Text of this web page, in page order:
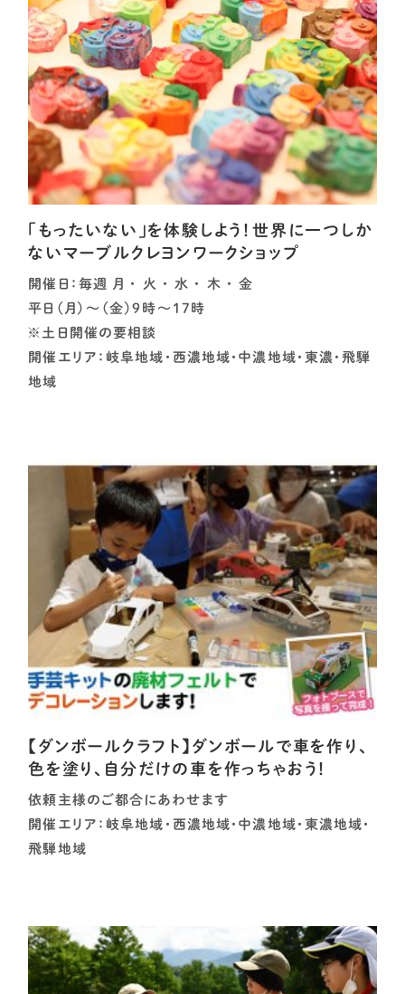
「もったいない」を体験しよう！世界に一つしか
ないマーブルクレヨンワークショップ
開催日：毎週 月 ・ 火 ・ 水 ・ 木 ・ 金
平日（月）～（金）9時～17時
※土日開催の要相談
開催エリア：岐阜地域・西濃地域・中濃地域・東濃・飛騨
地域
【ダンボールクラフト】ダンボールで車を作り、
色を塗り、自分だけの車を作っちゃおう！
依頼主様のご都合にあわせます
開催エリア：岐阜地域・西濃地域・中濃地域・東濃地域・
飛騨地域